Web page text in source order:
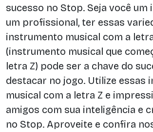
sucesso no Stop. Seja você um
um profissional, ter essas
instrumento musical com a
(instrumento musical que
letra Z) pode ser a chave do
destacar no jogo. Utilize essas
musical com a letra Z e
amigos com sua inteligência e
no Stop. Aproveite e confira